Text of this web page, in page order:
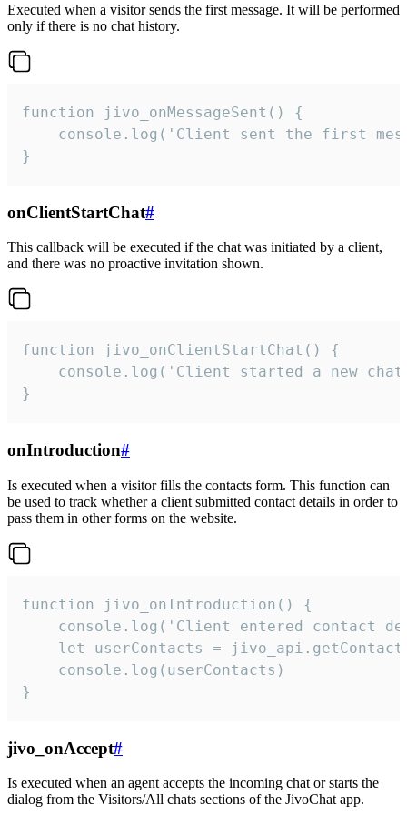
Executed when a visitor sends the first message. It will be performed
only if there is no chat history.
function jivo_onMessageSent() {
console.log('Client sent the first
}
onClientStartChat#
This callback will be executed if the chat was initiated by a client,
and there was no proactive invitation shown.
function jivo_onClientStartChat() {
console.log('Client started a new
}
onIntroduction#
Is executed when a visitor fills the contacts form. This function can
be used to track whether a client submitted contact details in order to
pass them in other forms on the website.
function jivo_onIntroduction() {
console.log('Client entered contact
let userContacts =
    console.log(userContacts)
}
jivo_onAccept#
Is executed when an agent accepts the incoming chat or starts the
dialog from the Visitors/All chats sections of the JivoChat app.